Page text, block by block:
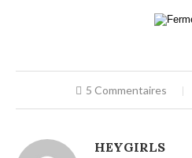
5 Commentaires
HEYGIRLS